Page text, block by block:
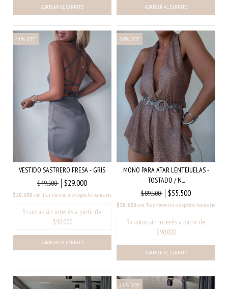
AGREGAR AL CARRITO
41% OFF
VESTIDO SASTRERO FRESA - GRIS
$49.500
$29.000
$20.300 con Transferencia o depósito bancario
AGREGAR AL CARRITO
38% OFF
MONO PARA ATAR LENTEJUELAS -
TOSTADO / N...
$89.500
$55.500
$38.850 con Transferencia o depósito bancario
AGREGAR AL CARRITO
21 % OFF